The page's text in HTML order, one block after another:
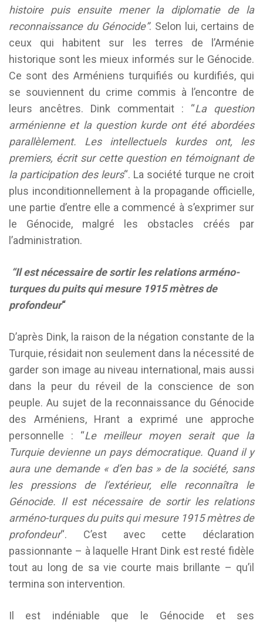
histoire puis ensuite mener la diplomatie de la
reconnaissance du Génocide”. Selon lui, certains de
ceux qui habitent sur les terres de l’Arménie
historique sont les mieux informés sur le Génocide.
Ce sont des Arméniens turquifiés ou kurdifiés, qui
se souviennent du crime commis à l’encontre de
leurs ancêtres. Dink commentait : “La question
arménienne et la question kurde ont été abordées
parallèlement. Les intellectuels kurdes ont, les
premiers, écrit sur cette question en témoignant de
la participation des leurs“. La société turque ne croit
plus inconditionnellement à la propagande officielle,
une partie d’entre elle a commencé à s’exprimer sur
le Génocide, malgré les obstacles créés par
l’administration.
“Il est nécessaire de sortir les relations arméno-
turques du puits qui mesure 1915 mètres de
profondeur“
D’après Dink, la raison de la négation constante de la
Turquie, résidait non seulement dans la nécessité de
garder son image au niveau international, mais aussi
dans la peur du réveil de la conscience de son
peuple. Au sujet de la reconnaissance du Génocide
des Arméniens, Hrant a exprimé une approche
personnelle : “Le meilleur moyen serait que la
Turquie devienne un pays démocratique. Quand il y
aura une demande « d’en bas » de la société, sans
les pressions de l’extérieur, elle reconnaîtra le
Génocide. Il est nécessaire de sortir les relations
arméno-turques du puits qui mesure 1915 mètres de
profondeur“. C’est avec cette déclaration
passionnante – à laquelle Hrant Dink est resté fidèle
tout au long de sa vie courte mais brillante – qu’il
termina son intervention.
Il est indéniable que le Génocide et ses